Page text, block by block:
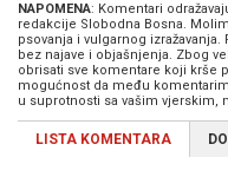
NAPOMENA: Komentari
redakcije Slobodna Bosna.
psovanja i vulgarnog
bez najave i objašnjenja. Zbog
obrisati sve komentare koji krše
mogućnost da među
u suprotnosti sa vašim
LISTA KOMENTARA